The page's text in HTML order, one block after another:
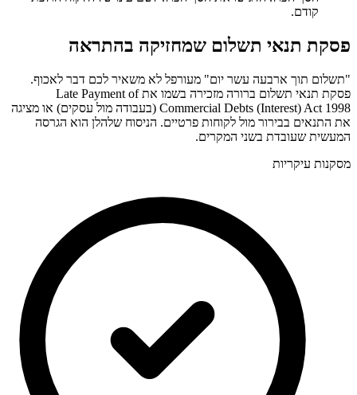
קודם.
פסקת תנאי תשלום שמחזיקה בהתראה
"תשלום תוך ארבעה עשר יום" מעורפל לא משאיר לכם דבר לאכוף.
פסקת תנאי תשלום ברורה מזכירה בשמו את Late Payment of
Commercial Debts (Interest) Act 1998 (בעבודה מול עסקים) או מציגה
את התנאים בבירור מול לקוחות פרטיים. הניסוח שלהלן הוא הגרסה
המעשית שעובדת בשני המקרים.
מסקנות עיקריות